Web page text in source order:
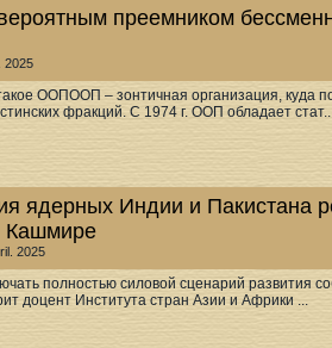
преемником
2025
ООПООП – зонтичная организация, куда
фракций. С 1974 г. ООП обладает
ядерных Индии и Пакистана
Кашмире
2025
полностью силовой сценарий развития
доцент Института стран Азии и Африки ...